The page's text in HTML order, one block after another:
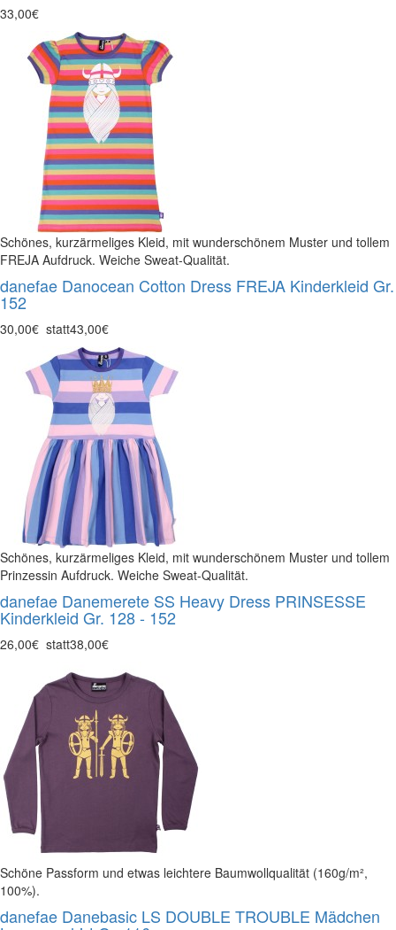
33,00€
Schönes, kurzärmeliges Kleid, mit wunderschönem Muster und tollem
FREJA Aufdruck. Weiche Sweat-Qualität.
danefae Danocean Cotton Dress FREJA Kinderkleid Gr.
152
30,00€ statt43,00€
Schönes, kurzärmeliges Kleid, mit wunderschönem Muster und tollem
Prinzessin Aufdruck. Weiche Sweat-Qualität.
danefae Danemerete SS Heavy Dress PRINSESSE
Kinderkleid Gr. 128 - 152
26,00€ statt38,00€
Schöne Passform und etwas leichtere Baumwollqualität (160g/m²,
100%).
danefae Danebasic LS DOUBLE TROUBLE Mädchen